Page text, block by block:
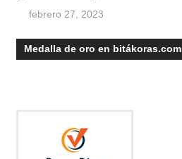
febrero 27, 2023
Medalla de oro en bitákoras.com